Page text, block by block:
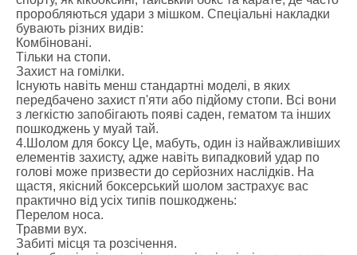
проробляються удари з мішком. Спеціальні накладки
бувають різних видів:
Комбіновані.
Тільки на стопи.
Захист на гомілки.
Існують навіть менш стандартні моделі, в яких
передбачено захист п'яти або підйому стопи. Всі вони
з легкістю запобігають появі саден, гематом та інших
пошкоджень у муай тай.
4.Шолом для боксу Це, мабуть, один із найважливіших
елементів захисту, адже навіть випадковий удар по
голові може призвести до серйозних наслідків. На
щастя, якісний боксерський шолом застрахує вас
практично від усіх типів пошкоджень:
Перелом носа.
Травми вух.
Забиті місця та розсічення.